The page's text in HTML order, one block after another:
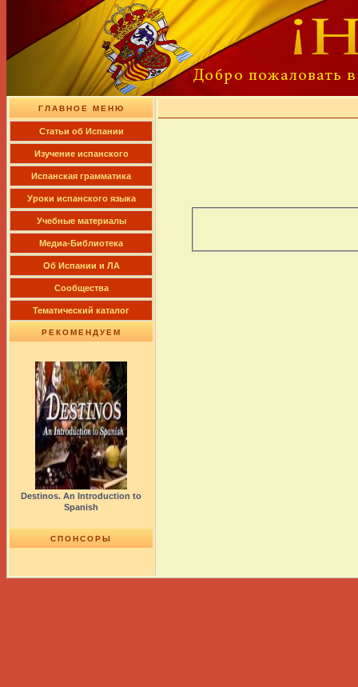
ГЛАВНОЕ МЕНЮ
Cтатьи об Испании
Изучение испанского
Испанская грамматика
Уроки испанского языка
Учебные материалы
Медиа-Библиотека
Об Испании и ЛА
Сообщества
Тематический каталог
РЕКОМЕНДУЕМ
Destinos. An Introduction to
Spanish
СПОНСОРЫ